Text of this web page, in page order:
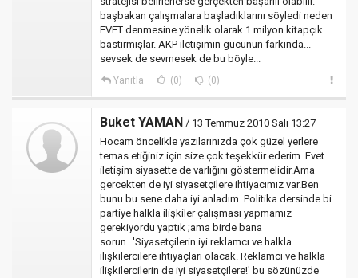
başbakan çalışmalara başladıklarını söyledi neden
EVET denmesine yönelik olarak 1 milyon kitapçık
bastırmışlar. AKP iletişimin gücünün farkında...
sevsek de sevmesek de bu böyle...
Yanıtla (0) (0)
Buket YAMAN / 13 Temmuz 2010 Salı 13:27
Hocam öncelikle yazılarınızda çok güzel yerlere
temas etiğiniz için size çok teşekkür ederim. Evet
iletişim siyasette de varlığını göstermelidir.Ama
gercekten de iyi siyasetçilere ihtiyacımız var.Ben
bunu bu sene daha iyi anladım. Politika dersinde bi
partiye halkla ilişkiler çalışması yapmamız
gerekiyordu yaptık ;ama birde bana
sorun...'Siyasetçilerin iyi reklamcı ve halkla
ilişkilercilere ihtiyaçları olacak. Reklamcı ve halkla
ilişkilercilerin de iyi siyasetçilere!' bu sözünüzde